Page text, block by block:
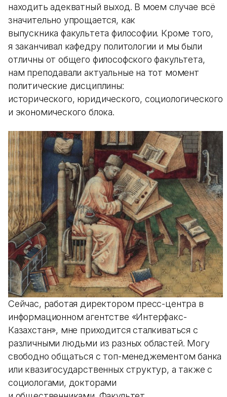
находить адекватный выход. В моем случае всё
значительно упрощается, как
выпускника факультета философии. Кроме того,
я заканчивал кафедру политологии и мы были
отличны от общего философского факультета,
нам преподавали актуальные на тот момент
политические дисциплины:
исторического, юридического, социологического
и экономического блока.
Сейчас, работая директором пресс-центра в
информационном агентстве «Интерфакс-
Казахстан», мне приходится сталкиваться с
различными людьми из разных областей. Могу
свободно общаться с топ-менеджементом банка
или квазигосударственных структур, а также с
социологами, докторами